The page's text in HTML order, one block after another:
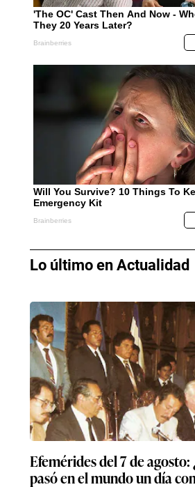
Lo último en Actualidad
Efemérides del 7 de agosto:
pasó en el mundo un día